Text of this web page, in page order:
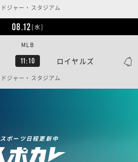
ドジャー・スタジアム
08.12[水]
11:10 ロイヤルズ
MLB
ドジャー・スタジアム
スポーツ日程更新中